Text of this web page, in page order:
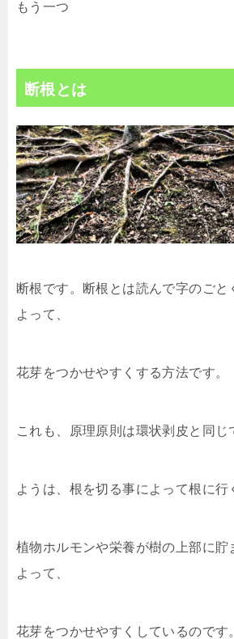
もう一つ
断根とは
断根です。断根とは読んで字のごと
よって、
花芽をつかせやすくする方法です。
これも、原理原則は環状剥皮と同じ
ようは、根を切る事によって根に行
植物ホルモンや栄養が樹の上部に貯
よって、
花芽をつかせやすくしているのです